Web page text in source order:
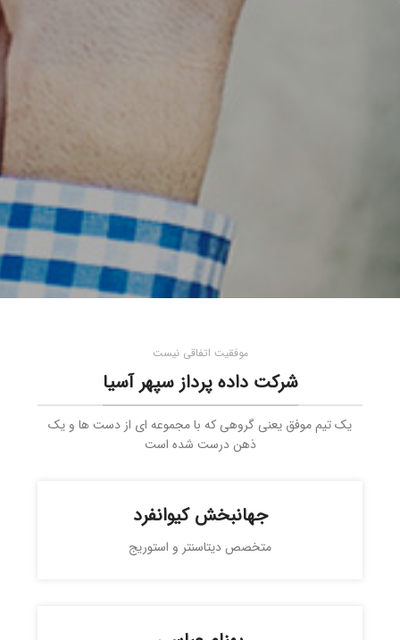
موفقیت اتفاقی نیست
شرکت داده پرداز سپهر آسیا
یک تیم موفق یعنی گروهی که با مجموعه ای از دست ها و یک
ذهن درست شده است
جهانبخش کیوانفرد
متخصص دیتاسنتر و استوریج